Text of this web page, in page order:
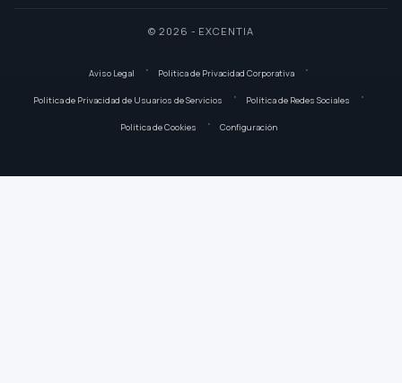
© 2026 - EXCENTIA
Aviso Legal Política de Privacidad Corporativa
Política de Privacidad de Usuarios de Servicios Política de Redes Sociales
Política de Cookies Configuración